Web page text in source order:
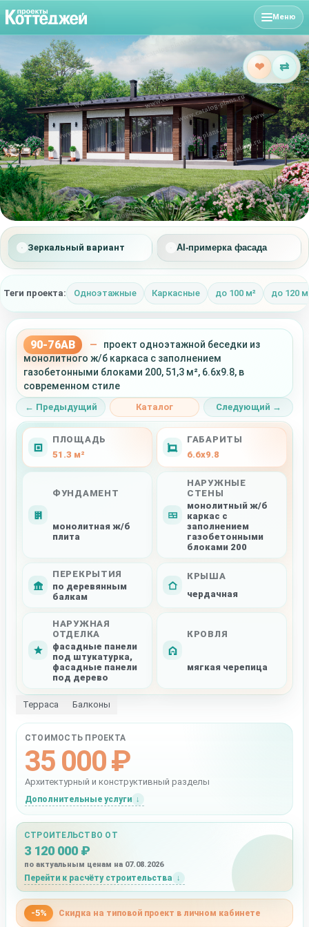
Меню
Зеркальный вариант AI-примерка фасада
Теги проекта: Одноэтажные Каркасные до 100 м² до 120
❤ ⇄
90-76AB —
проект одноэтажной беседки из
монолитного ж/б каркаса с заполнением
газобетонными блоками 200, 51,3 м², 6.6x9.8, в
современном стиле
← Предыдущий Каталог Следующий →
ПЛОЩАДЬ
51.3 м²
ГАБАРИТЫ
6.6x9.8
ФУНДАМЕНТ
монолитная ж/б
плита
НАРУЖНЫЕ
СТЕНЫ
монолитный ж/б
каркас с
заполнением
газобетонными
блоками 200
ПЕРЕКРЫТИЯ
по деревянным
балкам
КРЫША
чердачная
НАРУЖНАЯ
ОТДЕЛКА
фасадные панели
под штукатурка,
фасадные панели
под дерево
КРОВЛЯ
мягкая черепица
Терраса Балконы
СТОИМОСТЬ ПРОЕКТА
35 000 ₽
Архитектурный и конструктивный разделы
Дополнительные услуги
СТРОИТЕЛЬСТВО ОТ
3 120 000 ₽
по актуальным ценам на 07.08.2026
Перейти к расчёту строительства
-5% Скидка на типовой проект в личном кабинете